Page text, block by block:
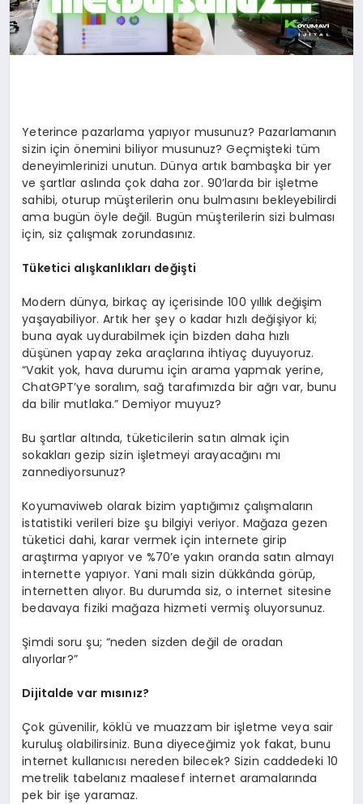
Yeterince pazarlama yapıyor musunuz? Pazarlamanın
sizin için önemini biliyor musunuz? Geçmişteki tüm
deneyimlerinizi unutun. Dünya artık bambaşka bir yer
ve şartlar aslında çok daha zor. 90’larda bir işletme
sahibi, oturup müşterilerin onu bulmasını bekleyebilirdi
ama bugün öyle değil. Bugün müşterilerin sizi bulması
için, siz çalışmak zorundasınız.
Tüketici alışkanlıkları değişti
Modern dünya, birkaç ay içerisinde 100 yıllık değişim
yaşayabiliyor. Artık her şey o kadar hızlı değişiyor ki;
buna ayak uydurabilmek için bizden daha hızlı
düşünen yapay zeka araçlarına ihtiyaç duyuyoruz.
“Vakit yok, hava durumu için arama yapmak yerine,
ChatGPT’ye soralım, sağ tarafımızda bir ağrı var, bunu
da bilir mutlaka.” Demiyor muyuz?
Bu şartlar altında, tüketicilerin satın almak için
sokakları gezip sizin işletmeyi arayacağını mı
zannediyorsunuz?
Koyumaviweb olarak bizim yaptığımız çalışmaların
istatistiki verileri bize şu bilgiyi veriyor. Mağaza gezen
tüketici dahi, karar vermek için internete girip
araştırma yapıyor ve %70’e yakın oranda satın almayı
internette yapıyor. Yani malı sizin dükkânda görüp,
internetten alıyor. Bu durumda siz, o internet sitesine
bedavaya fiziki mağaza hizmeti vermiş oluyorsunuz.
Şimdi soru şu; “neden sizden değil de oradan
alıyorlar?”
Dijitalde var mısınız?
Çok güvenilir, köklü ve muazzam bir işletme veya sair
kuruluş olabilirsiniz. Buna diyeceğimiz yok fakat, bunu
internet kullanıcısı nereden bilecek? Sizin caddedeki 10
metrelik tabelanız maalesef internet aramalarında
pek bir işe yaramaz.